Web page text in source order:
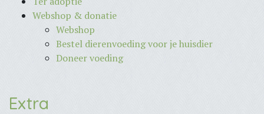
Webshop & donatie
Webshop
Bestel dierenvoeding voor je huisdier
Doneer voeding
Extra